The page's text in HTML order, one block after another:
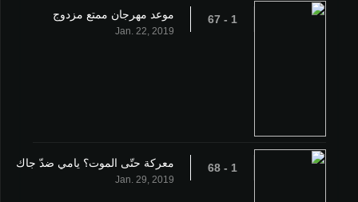
1 - 67 موعد مهرجان ممتع مزدوج
Jan. 22, 2019
1 - 68 معركة حتّى الموت؟ يامي ضدّ جاك
Jan. 29, 2019